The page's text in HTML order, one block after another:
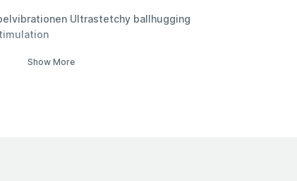
Ultrastetchy ballhugging
Show More